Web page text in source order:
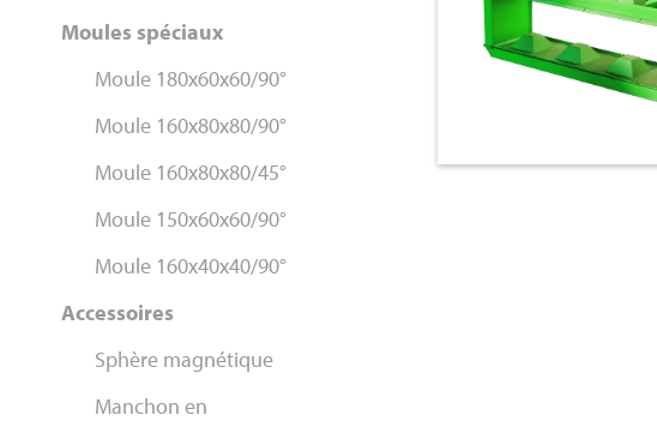
Moules spéciaux
Moule 180x60x60/90°
Moule 160x80x80/90°
Moule 160x80x80/45°
Moule 150x60x60/90°
Moule 160x40x40/90°
Accessoires
Sphère magnétique
Manchon en